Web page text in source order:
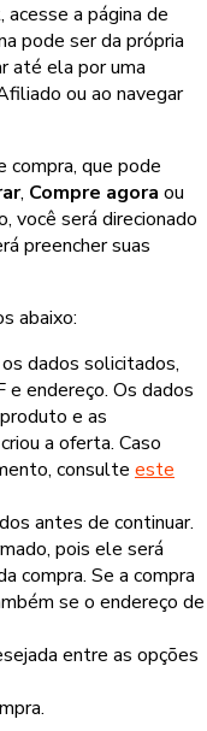
a página de
pode ser da própria
até ela por uma
ou ao navegar
compra, que pode
, Compre agora ou
você será direcionado
preencher suas
abaixo:
dados solicitados,
e endereço. Os dados
e as
a oferta. Caso
consulte este
antes de continuar.
pois ele será
compra. Se a compra
se o endereço de
entre as opções